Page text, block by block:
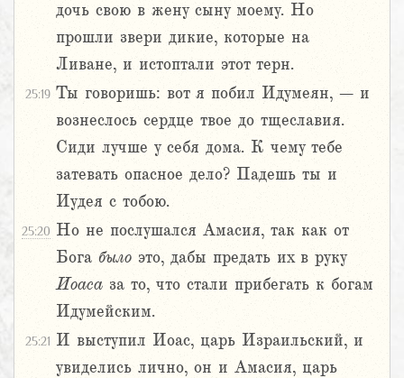
дочь свою в жену сыну моему. Но
прошли звери дикие, которые на
Ливане, и истоптали этот терн.
25:19 Ты говоришь: вот я побил Идумеян, – и
вознеслось сердце твое до тщеславия.
Сиди лучше у себя дома. К чему тебе
затевать опасное дело? Падешь ты и
Иудея с тобою.
25:20 Но не послушался Амасия, так как от
Бога было это, дабы предать их в руку
Иоаса за то, что стали прибегать к богам
Идумейским.
25:21 И выступил Иоас, царь Израильский, и
увиделись лично, он и Амасия, царь